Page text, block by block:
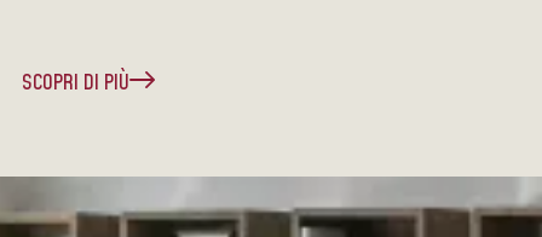
SCOPRI DI PIÙ